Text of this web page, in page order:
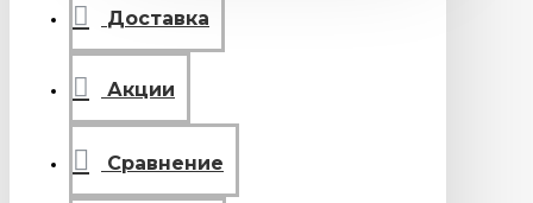
Доставка
Акции
Сравнение